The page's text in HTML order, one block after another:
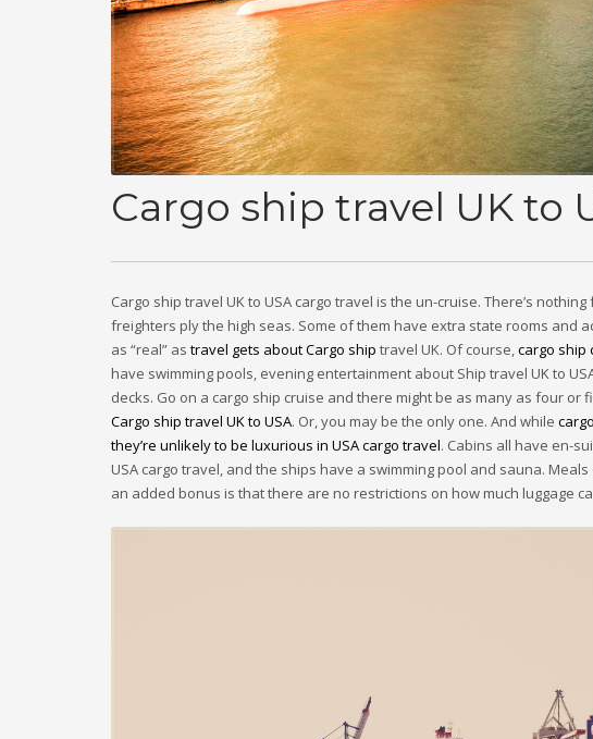
Cargo ship travel UK to
Cargo ship travel UK to USA cargo travel is the un-cruise. There’s
freighters ply the high seas. Some of them have extra state rooms and
as “real” as travel gets about Cargo ship travel UK. Of course,cargo ship
have swimming pools, evening entertainment about Ship travel UK to
decks. Go on a cargo ship cruise and there might be as many as four or
Cargo ship travel UK to USA. Or, you may be the only one. And while
they’re unlikely to be luxurious in USA cargo travel. Cabins all have en-
USA cargo travel, and the ships have a swimming pool and sauna.
an added bonus is that there are no restrictions on how much luggage